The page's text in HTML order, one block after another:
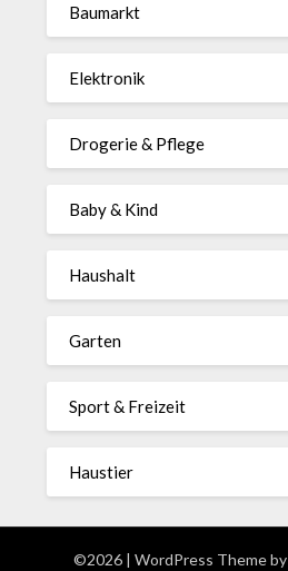
Baumarkt
Elektronik
Drogerie & Pflege
Baby & Kind
Haushalt
Garten
Sport & Freizeit
Haustier
©2026 | WordPress Theme by